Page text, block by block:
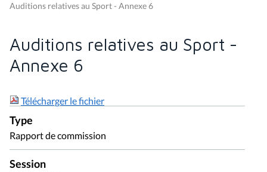
Auditions relatives au Sport - Annexe 6
Auditions relatives au Sport -
Annexe 6
Télécharger le fichier
Type
Rapport de commission
Session